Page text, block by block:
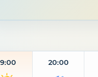
20:00